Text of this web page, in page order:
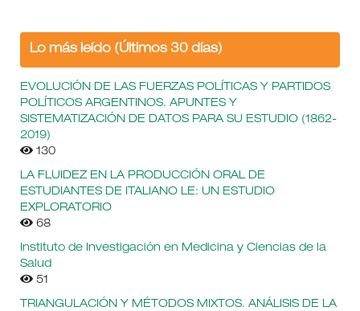
Lo más leído (Últimos 30 días)
EVOLUCIÓN DE LAS FUERZAS POLÍTICAS Y PARTIDOS
POLÍTICOS ARGENTINOS. APUNTES Y
SISTEMATIZACIÓN DE DATOS PARA SU ESTUDIO (1862-
2019)
130
LA FLUIDEZ EN LA PRODUCCIÓN ORAL DE
ESTUDIANTES DE ITALIANO LE: UN ESTUDIO
EXPLORATORIO
68
Instituto de Investigación en Medicina y Ciencias de la
Salud
51
TRIANGULACIÓN Y MÉTODOS MIXTOS. ANÁLISIS DE LA